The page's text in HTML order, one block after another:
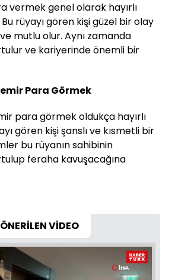
vermek genel olarak hayırlı
rüyayı gören kişi güzel bir olay
mutlu olur. Aynı zamanda
ve kariyerinde önemli bir
Para Görmek
para görmek oldukça hayırlı
gören kişi şanslı ve kısmetli bir
bu rüyanın sahibinin
feraha kavuşacağına
ÖNERİLEN VİDEO